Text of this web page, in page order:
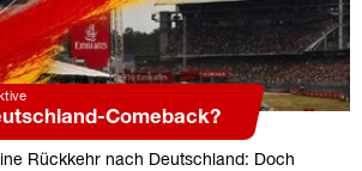
Comeback?
Rückkehr nach Deutschland: Doch